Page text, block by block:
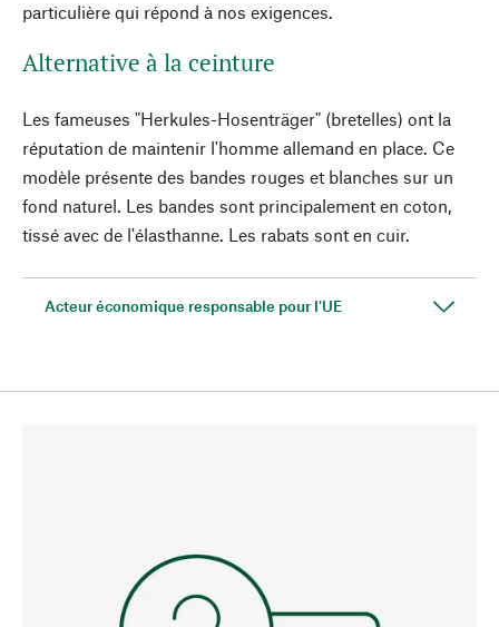
particulière qui répond à nos exigences.
Alternative à la ceinture
Les fameuses "Herkules-Hosenträger" (bretelles) ont la
réputation de maintenir l'homme allemand en place. Ce
modèle présente des bandes rouges et blanches sur un
fond naturel. Les bandes sont principalement en coton,
tissé avec de l'élasthanne. Les rabats sont en cuir.
Acteur économique responsable pour l'UE